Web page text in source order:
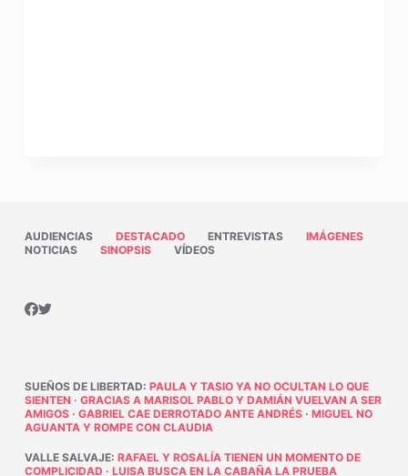
AUDIENCIAS DESTACADO ENTREVISTAS
IMÁGENES
NOTICIAS
SINOPSIS VÍDEOS
SUEÑOS DE LIBERTAD: PAULA Y TASIO YA NO OCULTAN LO QUE
SIENTEN · GRACIAS A MARISOL PABLO Y DAMIÁN VUELVAN A SER
AMIGOS· GABRIEL CAE DERROTADO ANTE ANDRÉS· MIGUEL NO
AGUANTA Y ROMPE CON CLAUDIA
VALLE SALVAJE: RAFAEL Y ROSALÍA TIENEN UN MOMENTO DE
COMPLICIDAD · LUISA BUSCA EN LA CABAÑA LA PRUEBA